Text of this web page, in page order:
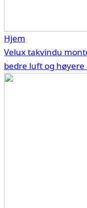
Hjem
Velux takvindu
bedre luft og